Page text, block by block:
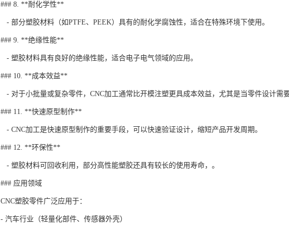
### 8. **耐化学性**
- 部分塑胶材料（如PTFE、PEEK）具有的耐化学腐蚀性，适合在特殊环境下使用。
### 9. **绝缘性能**
- 塑胶材料具有良好的绝缘性能，适合电子电气领域的应用。
### 10. **成本效益**
- 对于小批量或复杂零件，CNC加工通常比开模注塑更具成本效益，尤其是当零件设计需
### 11. **快速原型制作**
- CNC加工是快速原型制作的重要手段，可以快速验证设计，缩短产品开发周期。
### 12. **环保性**
- 塑胶材料可回收利用，部分高性能塑胶还具有较长的使用寿命，。
### 应用领域
CNC塑胶零件广泛应用于：
- 汽车行业（轻量化部件、传感器外壳）